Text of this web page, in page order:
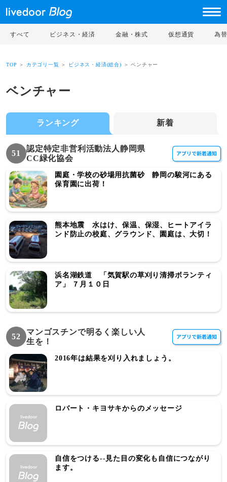
すべて ビジネス・経済 金融・株式 仮想通貨 為替
TOP ＞ カテゴリ一覧 ＞ ビジネス・経済(総合) ＞ ベンチャー
ベンチャー
ランキング 新着
51
認定特定非営利活動法人静岡県
CC緑化協会
園庭・学校の砂場用抗菌砂 静岡の駿河にある
保育園に出荷！
熊本地震 水はけ、保温、保湿、ヒートアイラ
ンド防止の校庭、グラウンド、園庭は、大切！
浜名湖鉄道 「気賀駅の草刈り清掃ボランティ
ア」 ７月１０日
52
マンゴスチンで明るく楽しい人
生を！
2016年は結果を刈り入れましょう。
ロバート・キヨサキからのメッセージ
自信をつける--見た目の変化も自信につながり
ます。